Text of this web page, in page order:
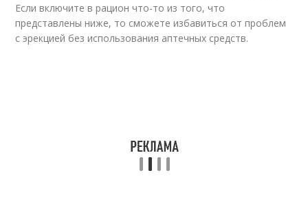
Если включите в рацион что-то из того, что
представлены ниже, то сможете избавиться от проблем
с эрекцией без использования аптечных средств.